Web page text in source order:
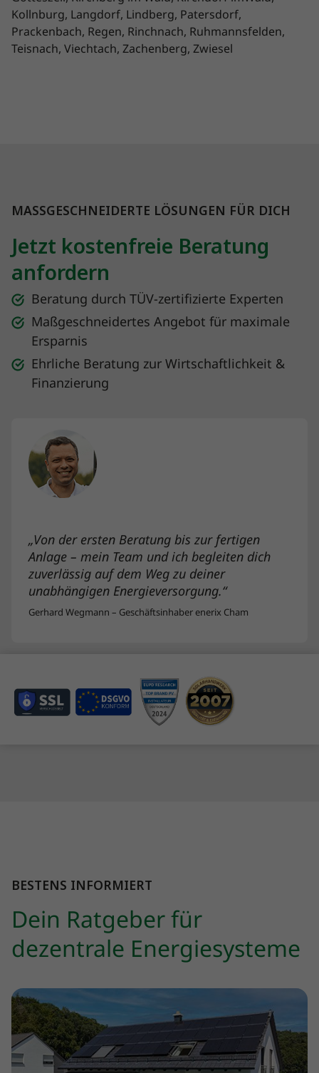
Kollnburg, Langdorf, Lindberg, Patersdorf,
Prackenbach, Regen, Rinchnach, Ruhmannsfelden,
Teisnach, Viechtach, Zachenberg, Zwiesel
MASSGESCHNEIDERTE LÖSUNGEN FÜR DICH
Jetzt kostenfreie Beratung
anfordern
Beratung durch TÜV-zertifizierte Experten
Maßgeschneidertes Angebot für maximale
Ersparnis
Ehrliche Beratung zur Wirtschaftlichkeit &
Finanzierung
„Von der ersten Beratung bis zur fertigen
Anlage – mein Team und ich begleiten dich
zuverlässig auf dem Weg zu deiner
unabhängigen Energieversorgung.“
Gerhard Wegmann – Geschäftsinhaber enerix Cham
BESTENS INFORMIERT
Dein Ratgeber für
dezentrale Energiesysteme